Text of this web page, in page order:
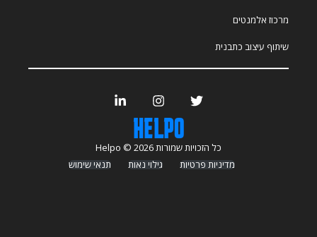
מרכוז אלמנטים
שיתוף עיצוב כתבנית
כל הזכויות שמורות Helpo © 2026
מדיניות פרטיות
גילוי נאות תנאי שימוש